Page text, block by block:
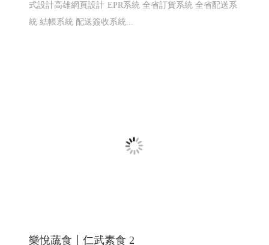
式設計高雄網頁設計 EPR系統 全省訂貨系統 全省配送系
統 結帳系統 配送簽收系統...
樂悅蔬食〡仁武素食 2